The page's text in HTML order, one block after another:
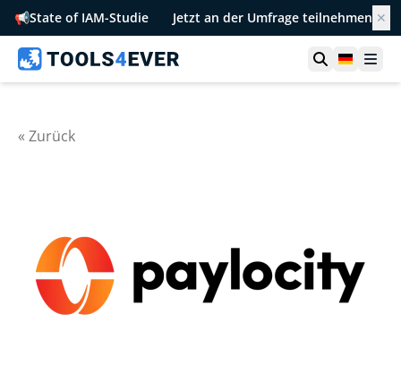
📢State of IAM-Studie Jetzt an der Umfrage teilnehmen ✕
Suche
« Zurück